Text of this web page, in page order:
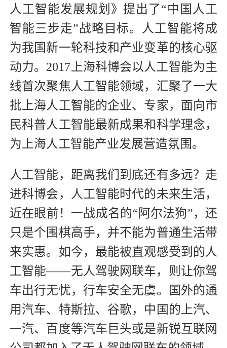
人工智能发展规划》提出了“中国人工
智能三步走”战略目标。人工智能将成
为我国新一轮科技和产业变革的核心驱
动力。2017上海科博会以人工智能为主
线首次聚焦人工智能领域，汇聚了一大
批上海人工智能的企业、专家，面向市
民科普人工智能最新成果和科学理念，
为上海人工智能产业发展营造氛围。
人工智能，距离我们到底还有多远？走
进科博会，人工智能时代的未来生活，
近在眼前！一战成名的“阿尔法狗”，还
只是个围棋高手，并不能为普通生活带
来实惠。如今，最能被直观感受到的人
工智能――无人驾驶网联车，则让你驾
车出行无忧，行车安全无虞。国外的通
用汽车、特斯拉、谷歌，中国的上汽、
一汽、百度等汽车巨头或是新锐互联网